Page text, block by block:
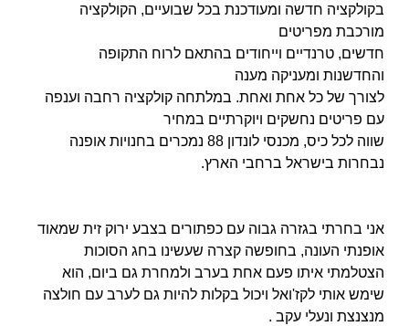
בקולקציה חדשה ומעודכנת בכל שבועיים, הקולקציה
מורכבת מפריטים
חדשים, טרנדיים וייחודים בהתאם לרוח התקופה
והחדשנות ומעניקה מענה
לצורך של כל אחת ואחת. במלתחה קולקציה רחבה וענפה
עם פריטים נחשקים ויוקרתיים במחיר
שווה לכל כיס, מכנסי לונדון 88 נמכרים בחנויות אופנה
נבחרות בישראל ברחבי הארץ.
אני בחרתי בגזרה גבוה עם כפתורים בצבע ירוק זית שמאוד
אופנתי העונה, בחופשה קצרה שעשינו בחג הסוכות
הצטלמתי איתו פעם אחת בערב ולמחרת גם ביום, הוא
שימש אותי לקז'ואל ויכול בקלות להיות גם לערב עם חולצה
מנצנצת ונעלי עקב .